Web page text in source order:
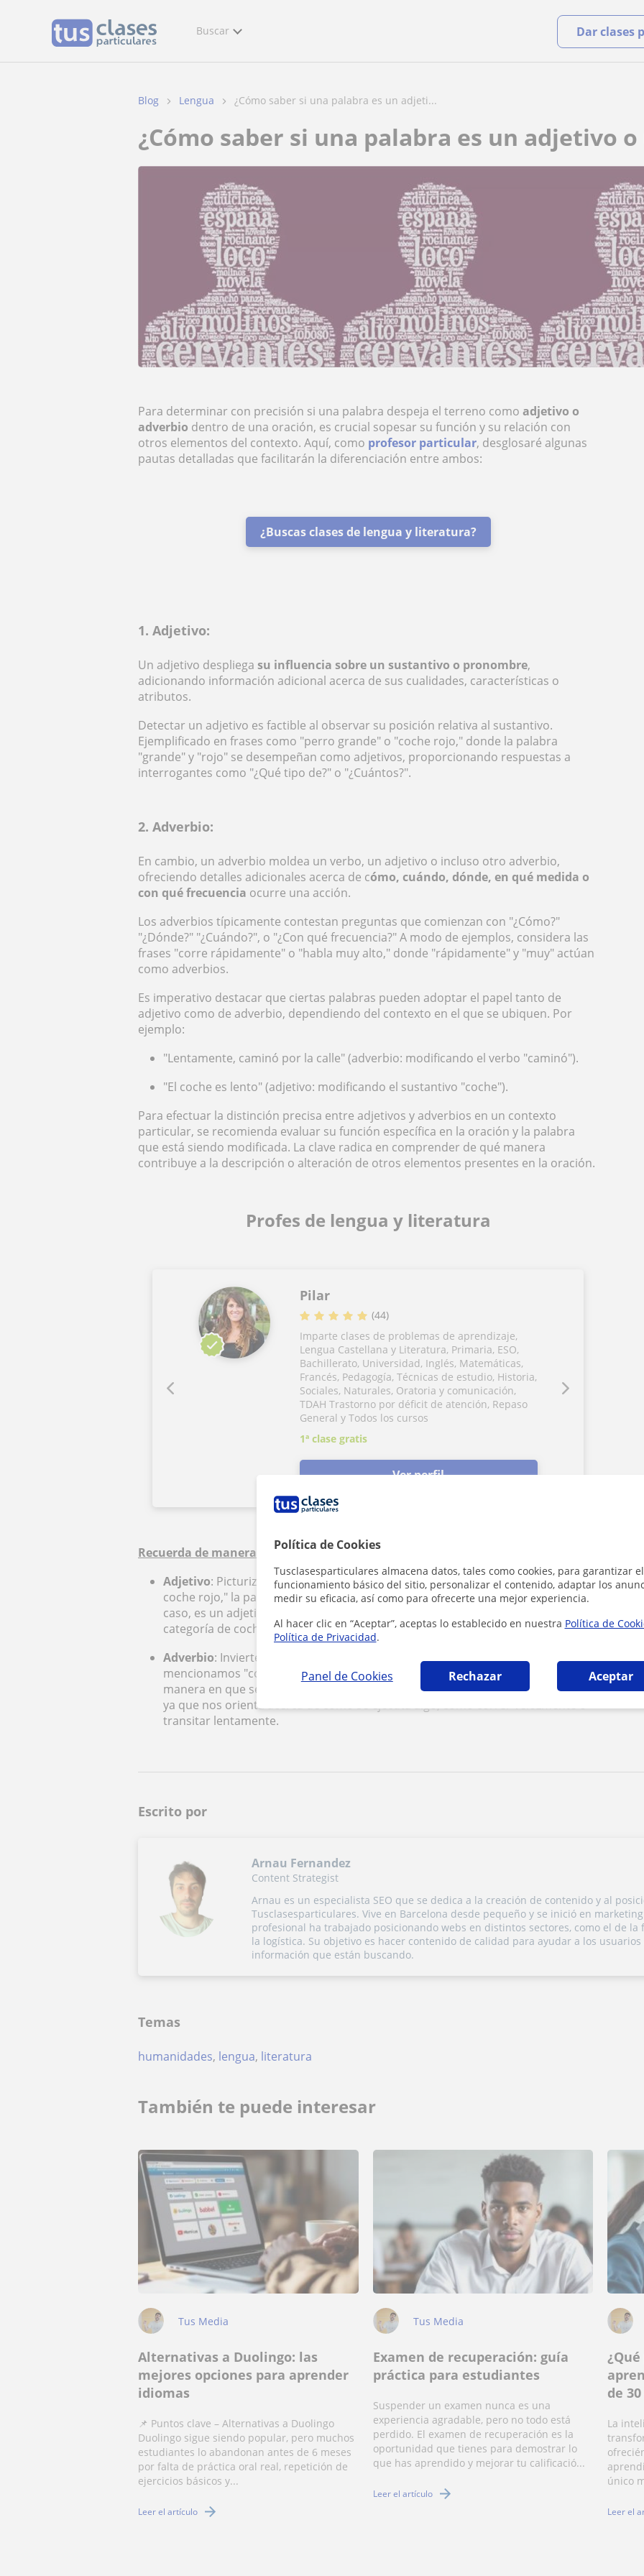
Política de Cookies
Tusclasesparticulares almacena datos, tales como cookies, para garantizar el
funcionamiento básico del sitio, personalizar el contenido, adaptar los
medir su eficacia, así como para ofrecerte una mejor experiencia.
Al hacer clic en “Aceptar”, aceptas lo establecido en nuestra Política de
Política de Privacidad.
Panel de Cookies Rechazar Aceptar
Buscar Dar clases
Blog Lengua ¿Cómo saber si una palabra es un adjeti...
¿Cómo saber si una palabra es un adjetivo
Para determinar con precisión si una palabra despeja el terreno como adjetivo o
adverbio dentro de una oración, es crucial sopesar su función y su relación con
otros elementos del contexto. Aquí, como profesor particular, desglosaré algunas
pautas detalladas que facilitarán la diferenciación entre ambos:
¿Buscas clases de lengua y literatura?
1. Adjetivo:
Un adjetivo despliega su influencia sobre un sustantivo o pronombre,
adicionando información adicional acerca de sus cualidades, características o
atributos.
Detectar un adjetivo es factible al observar su posición relativa al sustantivo.
Ejemplificado en frases como "perro grande" o "coche rojo," donde la palabra
"grande" y "rojo" se desempeñan como adjetivos, proporcionando respuestas a
interrogantes como "¿Qué tipo de?" o "¿Cuántos?".
2. Adverbio:
En cambio, un adverbio moldea un verbo, un adjetivo o incluso otro adverbio,
ofreciendo detalles adicionales acerca de cómo, cuándo, dónde, en qué medida o
con qué frecuencia ocurre una acción.
Los adverbios típicamente contestan preguntas que comienzan con "¿Cómo?"
"¿Dónde?" "¿Cuándo?", o "¿Con qué frecuencia?" A modo de ejemplos, considera las
frases "corre rápidamente" o "habla muy alto," donde "rápidamente" y "muy" actúan
como adverbios.
Es imperativo destacar que ciertas palabras pueden adoptar el papel tanto de
adjetivo como de adverbio, dependiendo del contexto en el que se ubiquen. Por
ejemplo:
"Lentamente, caminó por la calle" (adverbio: modificando el verbo "caminó").
"El coche es lento" (adjetivo: modificando el sustantivo "coche").
Para efectuar la distinción precisa entre adjetivos y adverbios en un contexto
particular, se recomienda evaluar su función específica en la oración y la palabra
que está siendo modificada. La clave radica en comprender de qué manera
contribuye a la descripción o alteración de otros elementos presentes en la oración.
Profes de lengua y literatura
Pilar
(44)
Imparte clases de problemas de aprendizaje,
Lengua Castellana y Literatura, Primaria, ESO,
Bachillerato, Universidad, Inglés, Matemáticas,
Francés, Pedagogía, Técnicas de estudio, Historia,
Sociales, Naturales, Oratoria y comunicación,
TDAH Trastorno por déficit de atención, Repaso
General y Todos los cursos
1ª clase gratis
Ver perfil
Recuerda de manera fundamental:
Adjetivo: Picturiza la acción de describir algo, como un coche. Si afirmas "el
coche rojo," la palabra "rojo" nos está diciendo de qué color es el coche. En este
caso, es un adjetivo, pues nos asiste en entender cómo se presenta o qué
categoría de coche estamos tratando.
Adverbio: Invierte tu pensamiento en una acción, como correr. Cuando
mencionamos "correr rápido," la palabra "rápido" nos está informando sobre la
manera en que se lleva a cabo la acción de correr. Ahí, se trata de un adverbio,
ya que nos orienta acerca de cómo se ejecuta algo, como correr velozmente o
transitar lentamente.
Escrito por
Arnau Fernandez
Content Strategist
Arnau es un especialista SEO que se dedica a la creación de contenido y al
Tusclasesparticulares. Vive en Barcelona desde pequeño y se inició en
profesional ha trabajado posicionando webs en distintos sectores, como el de la
la logística. Su objetivo es hacer contenido de calidad para ayudar a los
información que están buscando.
Temas
humanidades, lengua, literatura
También te puede interesar
Tus Media
Alternativas a Duolingo: las
mejores opciones para aprender
idiomas
📌 Puntos clave – Alternativas a Duolingo
Duolingo sigue siendo popular, pero muchos
estudiantes lo abandonan antes de 6 meses
por falta de práctica oral real, repetición de
ejercicios básicos y...
Leer el artículo
Tus Media
Examen de recuperación: guía
práctica para estudiantes
Suspender un examen nunca es una
experiencia agradable, pero no todo está
perdido. El examen de recuperación es la
oportunidad que tienes para demostrar lo
que has aprendido y mejorar tu calificació...
Leer el artículo
de
La
único
Leer el